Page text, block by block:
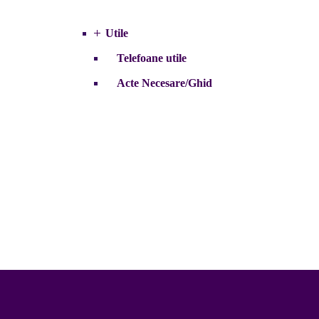
Utile
Telefoane utile
Acte Necesare/Ghid